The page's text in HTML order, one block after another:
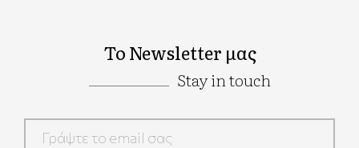
Το Newsletter μας
Stay in touch